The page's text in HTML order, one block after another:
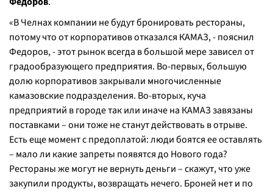
«В Челнах компании не будут бронировать рестораны,
потому что от корпоративов отказался КАМАЗ, -пояснил
Федоров, - этот рынок всегда в большой мере зависел от
градообразующего предприятия. Во-первых, большую
долю корпоративов закрывали многочисленные
камазовские подразделения. Во-вторых, куча
предприятий в городе так или иначе на КАМАЗ завязаны
поставками – они тоже не станут действовать в отрыве.
Есть еще момент с предоплатой: люди боятся ее оставлять
– мало ли какие запреты появятся до Нового года?
Рестораны же могут не вернуть деньги – скажут, что уже
закупили продукты, возвращать нечего. Броней нет и по